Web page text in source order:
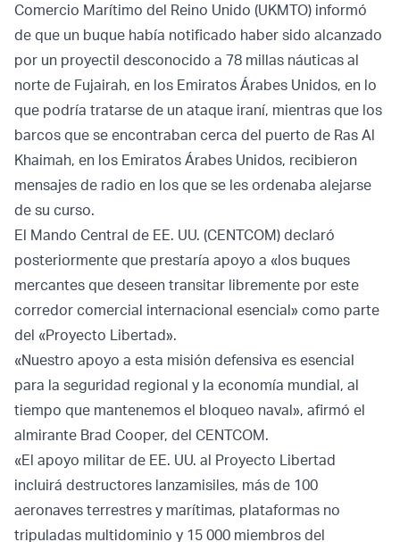
Comercio Marítimo del Reino Unido (UKMTO) informó
de que un buque había notificado haber sido alcanzado
por un proyectil desconocido a 78 millas náuticas al
norte de Fujairah, en los Emiratos Árabes Unidos, en lo
que podría tratarse de un ataque iraní, mientras que los
barcos que se encontraban cerca del puerto de Ras Al
Khaimah, en los Emiratos Árabes Unidos, recibieron
mensajes de radio en los que se les ordenaba alejarse
de su curso.
El Mando Central de EE. UU. (CENTCOM) declaró
posteriormente que prestaría apoyo a «los buques
mercantes que deseen transitar libremente por este
corredor comercial internacional esencial» como parte
del «Proyecto Libertad».
«Nuestro apoyo a esta misión defensiva es esencial
para la seguridad regional y la economía mundial, al
tiempo que mantenemos el bloqueo naval», afirmó el
almirante Brad Cooper, del CENTCOM.
«El apoyo militar de EE. UU. al Proyecto Libertad
incluirá destructores lanzamisiles, más de 100
aeronaves terrestres y marítimas, plataformas no
tripuladas multidominio y 15 000 miembros del